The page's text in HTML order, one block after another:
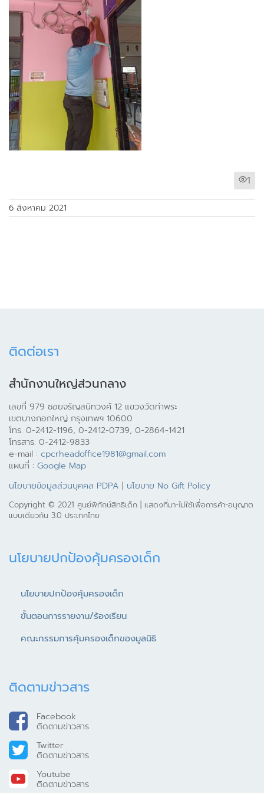
1
6 สิงหาคม 2021
ติดต่อเรา
สำนักงานใหญ่ส่วนกลาง
เลขที่ 979 ซอยจรัญสนิทวงศ์ 12 แขวงวัดท่าพระ
เขตบางกอกใหญ่ กรุงเทพฯ 10600
โทร. 0-2412-1196, 0-2412-0739, 0-2864-1421
โทรสาร. 0-2412-9833
e-mail : cpcrheadoffice1981@gmail.com
แผนที่ : Google Map
นโยบายข้อมูลส่วนบุคคล PDPA | นโยบาย No Gift Policy
Copyright © 2021 ศูนย์พิทักษ์สิทธิเด็ก | แสดงที่มา-ไม่ใช้เพื่อการค้า-อนุญาต
แบบเดียวกัน 3.0 ประเทศไทย
นโยบายปกป้องคุ้มครองเด็ก
นโยบายปกป้องคุ้มครองเด็ก
ขั้นตอนการรายงาน/ร้องเรียน
คณะกรรมการคุ้มครองเด็กของมูลนิธิ
ติดตามข่าวสาร
Facebook
ติดตามข่าวสาร
Twitter
ติดตามข่าวสาร
Youtube
ติดตามข่าวสาร